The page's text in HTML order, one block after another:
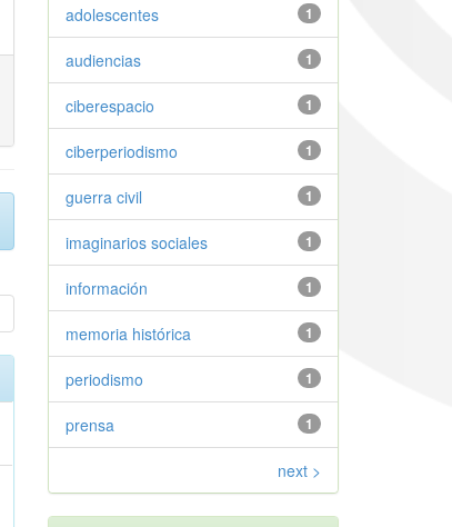
1
adolescentes
1
audiencias
1
ciberespacio
1
ciberperiodismo
1
guerra civil
1
imaginarios sociales
1
información
1
memoria histórica
1
periodismo
1
prensa
next >